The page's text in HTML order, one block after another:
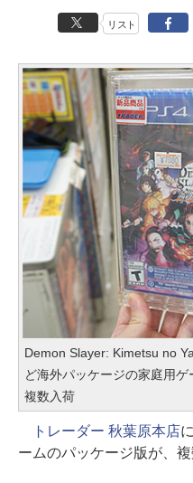
リスト
Demon Slayer: Kimetsu no
ど海外パッケージの家庭用ゲ
複数入荷
トレーダー 秋葉原本店
ームのパッケージ版が、